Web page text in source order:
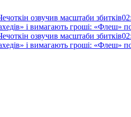
озвучив масштаби збитків
і вимагають гроші: «Флеш»
озвучив масштаби збитків
і вимагають гроші: «Флеш»